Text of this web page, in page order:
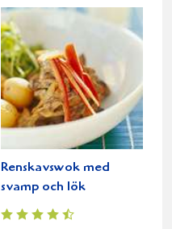
Renskavswok med
svamp och lök